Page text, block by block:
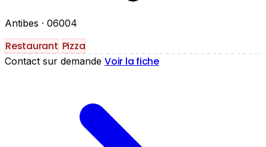
Antibes · 06004
Restaurant Pizza
Contact sur demande Voir la fiche